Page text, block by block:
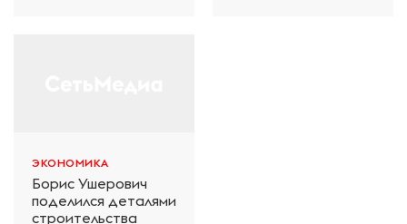
ЭКОНОМИКА
Борис Ушерович
поделился деталями
строительства